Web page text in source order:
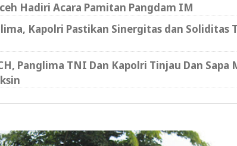
Hadiri Acara Pamitan Pangdam IM
Kapolri Pastikan Sinergitas dan Soliditas
Panglima TNI Dan Kapolri Tinjau Dan Sapa